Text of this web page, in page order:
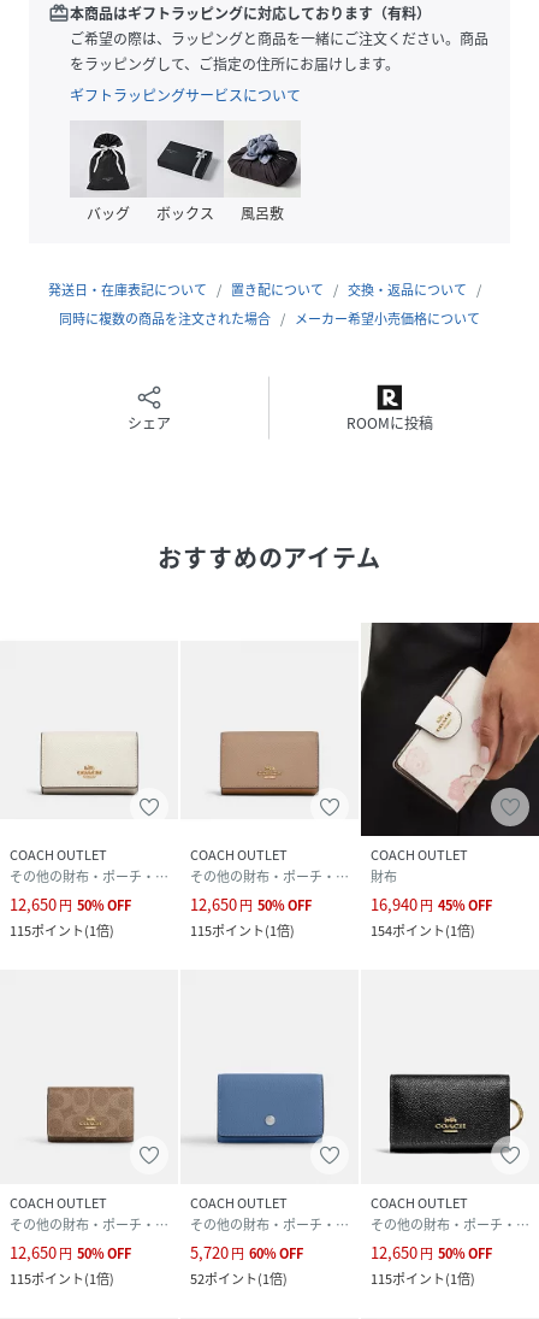
【COACHについて】コーチは80年以上の歴史を誇るライフ
スタイルブランドです。ジェンダーレスに使えるデザインも
豊富に揃えており、バッグ、財布、革小物、シューズ、ウェ
ア、などのライフスタイルを提案するアイテムをお求めいた
だけます。
性別タイプ レディース
品番
KM7827_CR835
redeem本商品はギフトラッピングに対応しております（有料）
ご希望の際は、ラッピングと商品を一緒にご注文ください。商品
をラッピングして、ご指定の住所にお届けします。
ギフトラッピングサービスについて
バッグ ボックス 風呂敷
発送日・在庫表記について 置き配について
交換・返品について
同時に複数の商品を注文された場合
メーカー希望小売価格について
シェア ROOMに投稿
おすすめのアイテム
COACH OUTLET
その他の財布・ポーチ・ケース
12,650円 50%OFF
115ポイント(1倍)
COACH OUTLET
その他の財布・ポーチ・ケース
12,650円 50%OFF
115ポイント(1倍)
COACH OUTLET
財布
16,940円 45%OFF
154ポイント(1倍)
COACH OUTLET
その他の財布・ポーチ・ケース
12,650円 50%OFF
115ポイント(1倍)
COACH OUTLET
その他の財布・ポーチ・ケース
5,720円 60%OFF
52ポイント(1倍)
COACH OUTLET
その他の財布・ポーチ・ケース
12,650円 50%OFF
115ポイント(1倍)